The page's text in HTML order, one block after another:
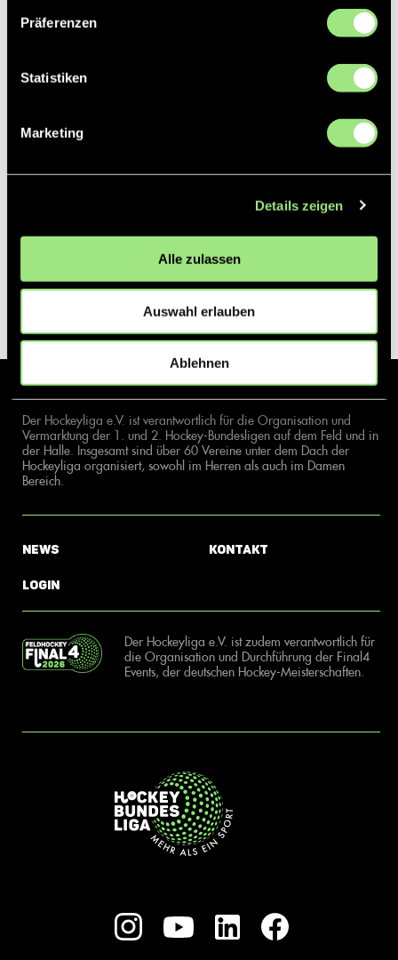
Präferenzen
Statistiken
Marketing
Details zeigen
Alle zulassen
Auswahl erlauben
Ablehnen
Partner
Der Hockeyliga e.V. ist verantwortlich für die Organisation und
Vermarktung der 1. und 2. Hockey-Bundesligen auf dem Feld und in
der Halle. Insgesamt sind über 60 Vereine unter dem Dach der
Hockeyliga organisiert, sowohl im Herren als auch im Damen
Bereich.
News
Login
Kontakt
Der Hockeyliga e.V. ist zudem verantwortlich für
die Organisation und Durchführung der Final4
Events, der deutschen Hockey-Meisterschaften.